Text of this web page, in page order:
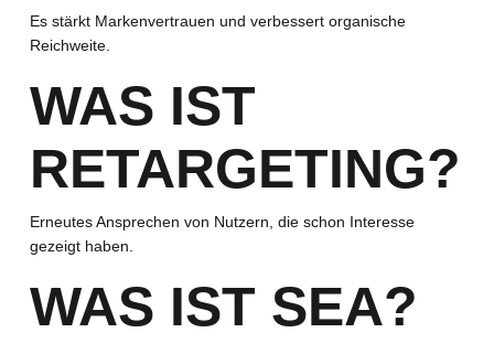
Es stärkt Markenvertrauen und verbessert organische
Reichweite.
WAS IST
RETARGETING?
Erneutes Ansprechen von Nutzern, die schon Interesse
gezeigt haben.
WAS IST SEA?